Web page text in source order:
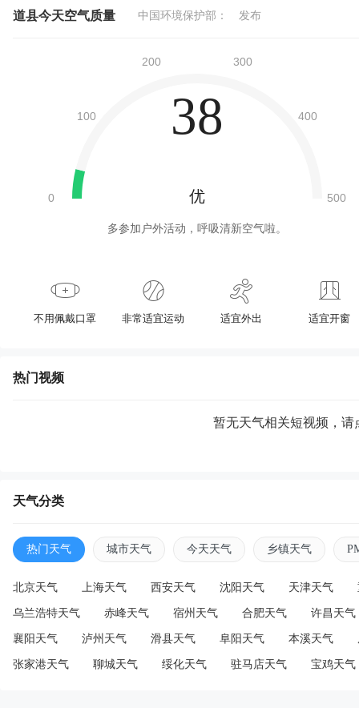
道县今天空气质量 中国环境保护部： 发布
38
优
多参加户外活动，呼吸清新空气啦。
不用佩戴口罩 非常适宜运动 适宜外出 适宜开窗
热门视频
暂无天气相关短视频，请
天气分类
热门天气 城市天气 今天天气 乡镇天气
北京天气 上海天气 西安天气 沈阳天气 天津天气
乌兰浩特天气 赤峰天气 宿州天气 合肥天气 许昌天气
襄阳天气 泸州天气 滑县天气 阜阳天气 本溪天气
张家港天气 聊城天气 绥化天气 驻马店天气 宝鸡天气